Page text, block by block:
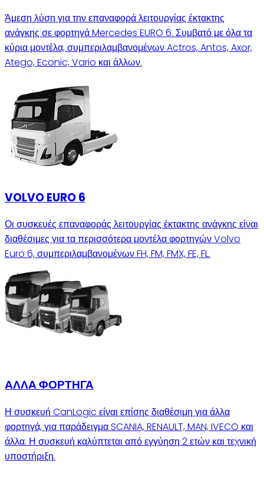
Άμεση λύση για την επαναφορά λειτουργίας έκτακτης
ανάγκης σε φορτηγά Mercedes EURO 6. Συμβατό με όλα τα
κύρια μοντέλα, συμπεριλαμβανομένων Actros, Antos, Axor,
Atego, Econic, Vario και άλλων.
VOLVO EURO 6
Οι συσκευές επαναφοράς λειτουργίας έκτακτης ανάγκης είναι
διαθέσιμες για τα περισσότερα μοντέλα φορτηγών Volvo
Euro 6, συμπεριλαμβανομένων FH, FM, FMX, FE, FL.
ΑΛΛΑ ΦΟΡΤΗΓΑ
Η συσκευή CanLogic είναι επίσης διαθέσιμη για άλλα
φορτηγά, για παράδειγμα SCANIA, RENAULT, MAN, IVECO και
άλλα. Η συσκευή καλύπτεται από εγγύηση 2 ετών και τεχνική
υποστήριξη.